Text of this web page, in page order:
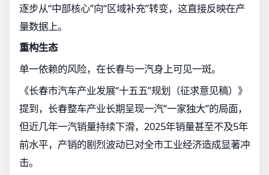
逐步从“中部核心”向“区域补充”转变，这直接反映在产
量数据上。
重构生态
单一依赖的风险，在长春与一汽身上可见一斑。
《长春市汽车产业发展“十五五”规划（征求意见稿）》
提到，长春整车产业长期呈现一汽“一家独大”的局面，
但近几年一汽销量持续下滑，2025年销量甚至不及5年
前水平，产销的剧烈波动已对全市工业经济造成显著冲
击。